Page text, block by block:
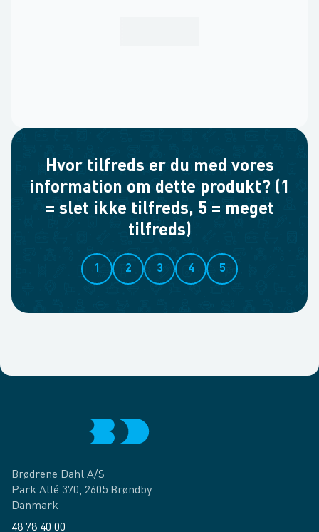
Hvor tilfreds er du med vores
information om dette produkt? (1
= slet ikke tilfreds, 5 = meget
tilfreds)
1 2 3 4 5
Brødrene Dahl A/S
Park Allé 370, 2605 Brøndby
Danmark
48 78 40 00